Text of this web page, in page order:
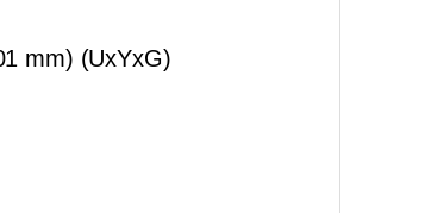
mm) (UxYxG)